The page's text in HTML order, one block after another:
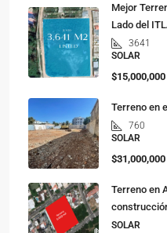
Mejor
Lado del
3641
SOLAR
$15,000,000
Terreno en
760
SOLAR
$31,000,000
Terreno en
SOLAR